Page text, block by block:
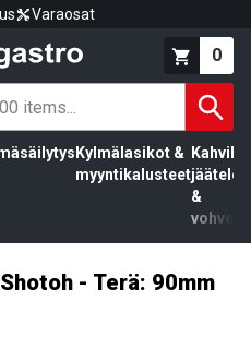
Varaosat
0
Kylmälasikot &
myyntikalusteet
Kahvila,
jäätelö
&
vohvelit
- Terä: 90mm